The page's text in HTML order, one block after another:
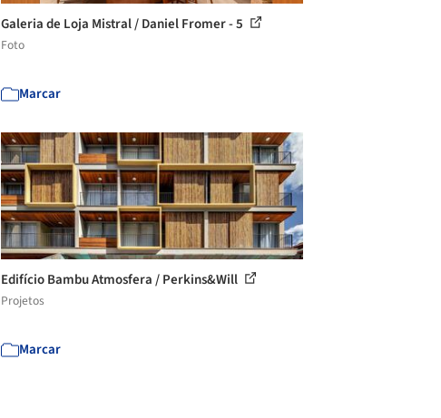
Galeria de Loja Mistral / Daniel Fromer - 5
Foto
Marcar
Edifício Bambu Atmosfera / Perkins&Will
Projetos
Marcar